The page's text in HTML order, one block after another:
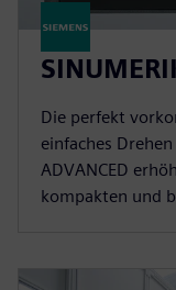
Die perfekt
einfaches
ADVANCED
kompakten und